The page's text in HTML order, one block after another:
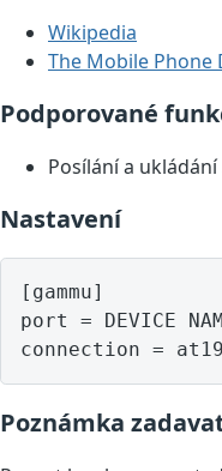
Wikipedia
The Mobile Phone
Podporované
Posílání a ukládání
Nastavení
[gammu]
port = DEVICE
Poznámka